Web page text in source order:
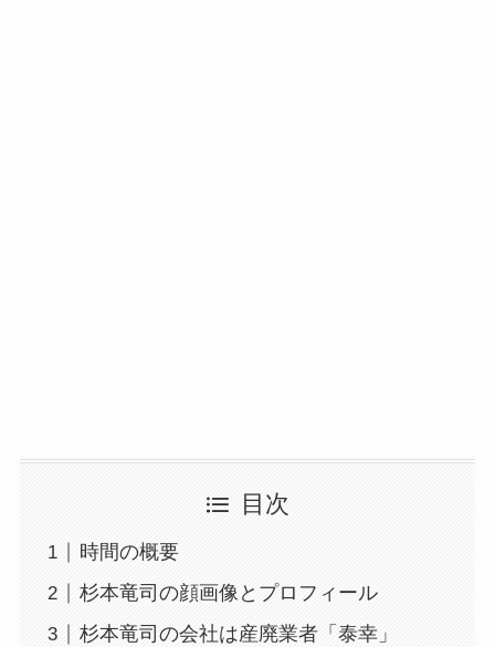
目次
時間の概要
杉本竜司の顔画像とプロフィール
杉本竜司の会社は産廃業者「泰幸」